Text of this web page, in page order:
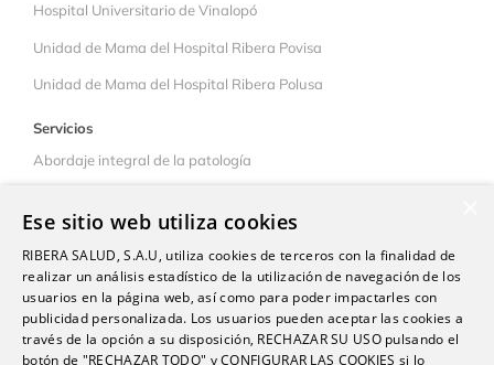
Hospital Universitario de Vinalopó
Unidad de Mama del Hospital Ribera Povisa
Unidad de Mama del Hospital Ribera Polusa
Servicios
Abordaje integral de la patología
Qué ofrecemos
Consejos
Libre elección
Ese sitio web utiliza cookies
RIBERA SALUD, S.A.U, utiliza cookies de terceros con la finalidad de
realizar un análisis estadístico de la utilización de navegación de los
usuarios en la página web, así como para poder impactarles con
publicidad personalizada. Los usuarios pueden aceptar las cookies a
través de la opción a su disposición, RECHAZAR SU USO pulsando el
botón de "RECHAZAR TODO" y CONFIGURAR LAS COOKIES si lo